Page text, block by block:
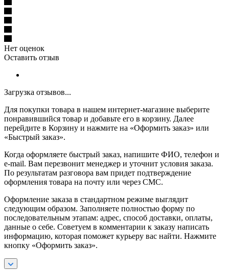
Нет оценок
Оставить отзыв
Загрузка отзывов...
Для покупки товара в нашем интернет-магазине выберите
понравившийся товар и добавьте его в корзину. Далее
перейдите в Корзину и нажмите на «Оформить заказ» или
«Быстрый заказ».
Когда оформляете быстрый заказ, напишите ФИО, телефон и
e-mail. Вам перезвонит менеджер и уточнит условия заказа.
По результатам разговора вам придет подтверждение
оформления товара на почту или через СМС.
Оформление заказа в стандартном режиме выглядит
следующим образом. Заполняете полностью форму по
последовательным этапам: адрес, способ доставки, оплаты,
данные о себе. Советуем в комментарии к заказу написать
информацию, которая поможет курьеру вас найти. Нажмите
кнопку «Оформить заказ».